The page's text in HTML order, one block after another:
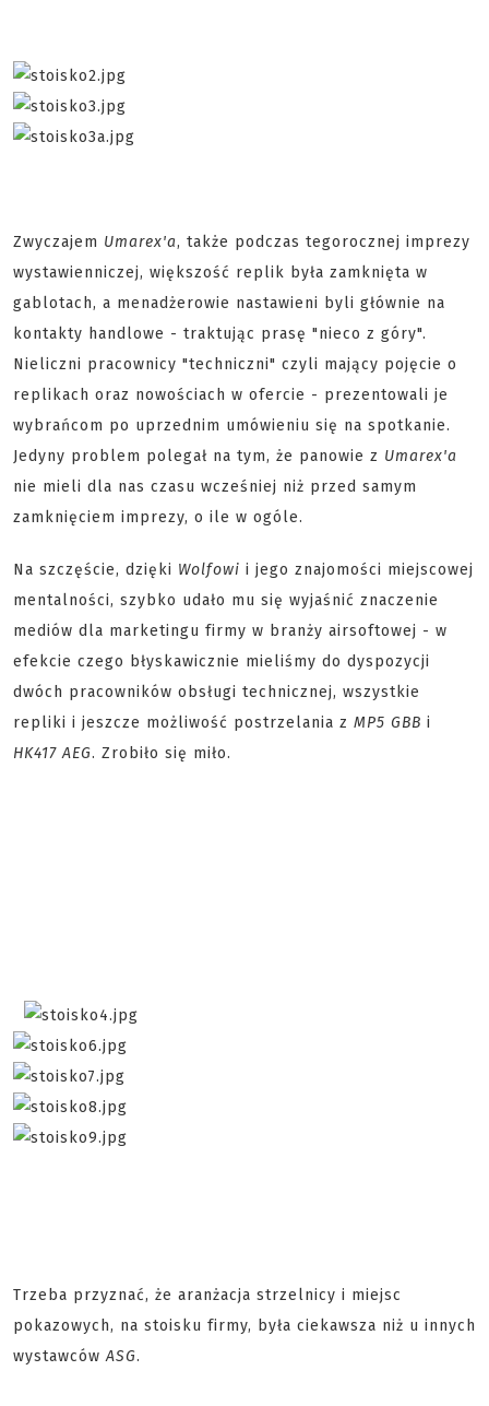
Zwyczajem Umarex'a, także podczas tegorocznej imprezy
wystawienniczej, większość replik była zamknięta w
gablotach, a menadżerowie nastawieni byli głównie na
kontakty handlowe - traktując prasę "nieco z góry".
Nieliczni pracownicy "techniczni" czyli mający pojęcie o
replikach oraz nowościach w ofercie - prezentowali je
wybrańcom po uprzednim umówieniu się na spotkanie.
Jedyny problem polegał na tym, że panowie z Umarex'a
nie mieli dla nas czasu wcześniej niż przed samym
zamknięciem imprezy, o ile w ogóle.
Na szczęście, dzięki Wolfowi i jego znajomości miejscowej
mentalności, szybko udało mu się wyjaśnić znaczenie
mediów dla marketingu firmy w branży airsoftowej - w
efekcie czego błyskawicznie mieliśmy do dyspozycji
dwóch pracowników obsługi technicznej, wszystkie
repliki i jeszcze możliwość postrzelania z MP5 GBB i
HK417 AEG. Zrobiło się miło.
Trzeba przyznać, że aranżacja strzelnicy i miejsc
pokazowych, na stoisku firmy, była ciekawsza niż u innych
wystawcówASG.